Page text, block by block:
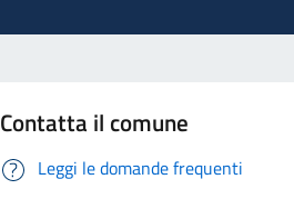
Contatta il comune
Leggi le domande frequenti